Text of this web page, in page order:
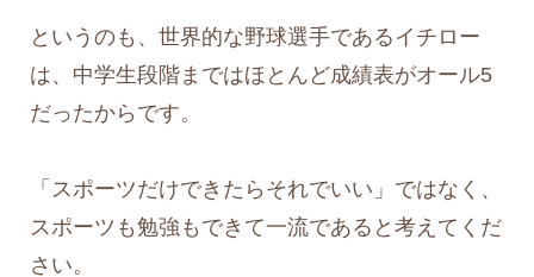
というのも、世界的な野球選手であるイチロー
は、中学生段階まではほとんど成績表がオール5
だったからです。
「スポーツだけできたらそれでいい」ではなく、
スポーツも勉強もできて一流であると考えてくだ
さい。